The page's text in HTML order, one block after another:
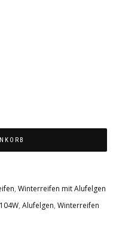
, Winterreifen mit Alufelgen
, Alufelgen, Winterreifen